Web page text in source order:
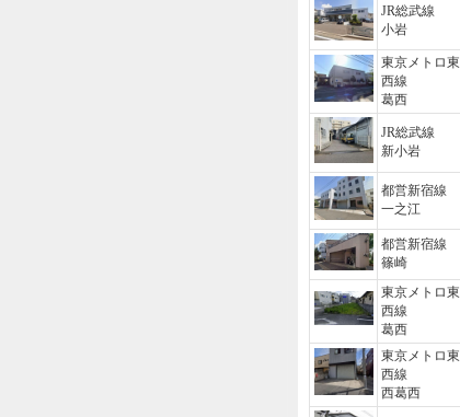
JR総武線
小岩
東京メトロ東
西線
葛西
JR総武線
新小岩
都営新宿線
一之江
都営新宿線
篠崎
東京メトロ東
西線
葛西
東京メトロ東
西線
西葛西